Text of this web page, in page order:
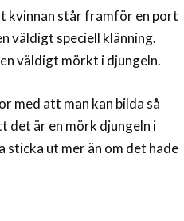
kvinnan står framför en port
väldigt speciell klänning.
väldigt mörkt i djungeln.
med att man kan bilda så
det är en mörk djungeln i
sticka ut mer än om det hade